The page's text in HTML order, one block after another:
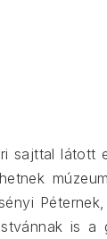
sajttal látott
is a